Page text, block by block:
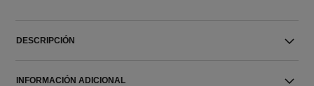
DESCRIPCIÓN
INFORMACIÓN ADICIONAL